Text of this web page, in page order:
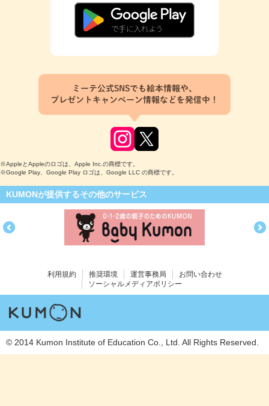
ミーテ公式SNSでも絵本情報や、
プレゼントキャンペーン情報などを発信中！
※AppleとAppleのロゴは、Apple Inc.の商標です。
※Google Play、Google Play ロゴは、Google LLC の商標です。
KUMONが提供するその他のサービス
利用規約 推奨環境 運営事務局
お問い合わせ
ソーシャルメディアポリシー
© 2014 Kumon Institute of Education Co., Ltd. All Rights Reserved.